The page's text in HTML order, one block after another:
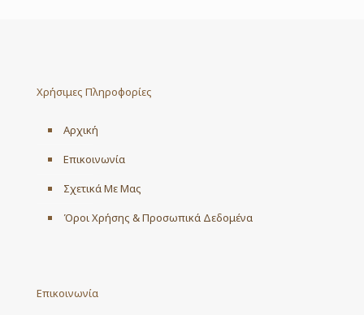
Χρήσιμες Πληροφορίες
Αρχική
Επικοινωνία
Σχετικά Με Μας
Όροι Χρήσης & Προσωπικά Δεδομένα
Επικοινωνία